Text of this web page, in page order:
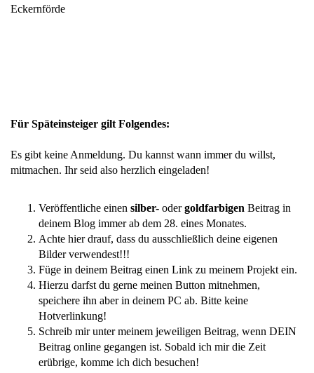
Eckernförde
Für Späteinsteiger gilt Folgendes:
Es gibt keine Anmeldung. Du kannst wann immer du willst,
mitmachen. Ihr seid also herzlich eingeladen!
Veröffentliche einen silber- odergoldfarbigen Beitrag in
deinem Blog immer ab dem 28. eines Monates.
Achte hier drauf, dass du ausschließlich deine eigenen
Bilder verwendest!!!
Füge in deinem Beitrag einen Link zu meinem Projekt ein.
Hierzu darfst du gerne meinen Button mitnehmen,
speichere ihn aber in deinem PC ab. Bitte keine
Hotverlinkung!
Schreib mir unter meinem jeweiligen Beitrag, wenn DEIN
Beitrag online gegangen ist. Sobald ich mir die Zeit
erübrige, komme ich dich besuchen!